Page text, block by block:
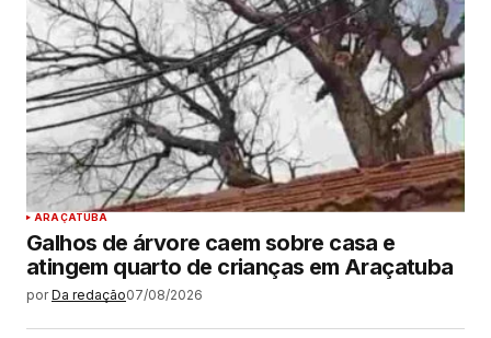
ARAÇATUBA
Galhos de árvore caem sobre casa e
atingem quarto de crianças em Araçatuba
por Da redação07/08/2026